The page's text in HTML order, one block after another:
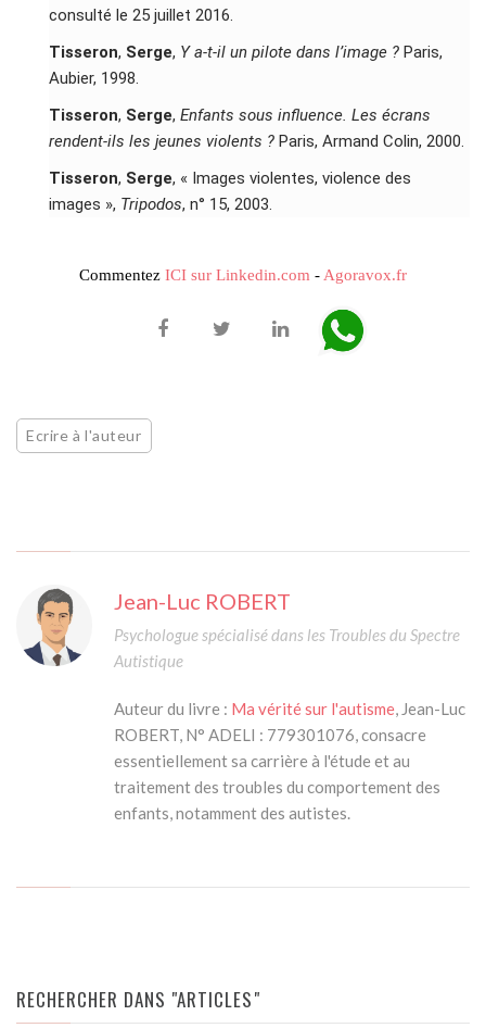
consulté le 25 juillet 2016.
Tisseron, Serge, Y a-t-il un pilote dans l’image ? Paris,
Aubier, 1998.
Tisseron, Serge, Enfants sous influence. Les écrans
rendent-ils les jeunes violents ? Paris, Armand Colin, 2000.
Tisseron, Serge, « Images violentes, violence des
images », Tripodos, n° 15, 2003.
Commentez ICI sur Linkedin.com - Agoravox.fr
Ecrire à l'auteur
Jean-Luc ROBERT
Psychologue spécialisé dans les Troubles du Spectre
Autistique
Auteur du livre : Ma vérité sur l'autisme, Jean-Luc
ROBERT, N° ADELI : 779301076, consacre
essentiellement sa carrière à l'étude et au
traitement des troubles du comportement des
enfants, notamment des autistes.
RECHERCHER DANS "ARTICLES"